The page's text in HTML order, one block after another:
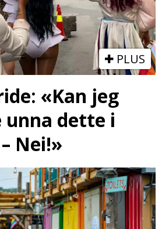
PLUS
«Kan jeg
unna dette i
Nei!»